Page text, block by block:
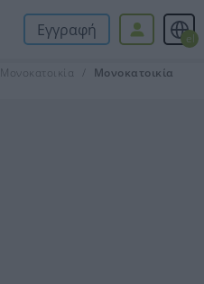
Εγγραφή el
Μονοκατοικία
Μονοκατοικία